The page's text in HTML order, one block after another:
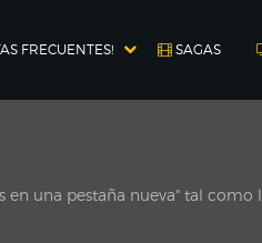
FRECUENTES! SAGAS
en una pestaña nueva" tal como